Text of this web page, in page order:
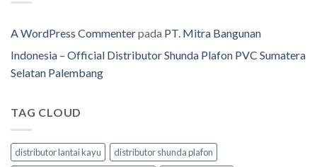
A WordPress Commenterpada PT. Mitra Bangunan
Indonesia – Official Distributor Shunda Plafon PVC Sumatera
Selatan Palembang
TAG CLOUD
distributor lantai kayu
distributor shunda plafon